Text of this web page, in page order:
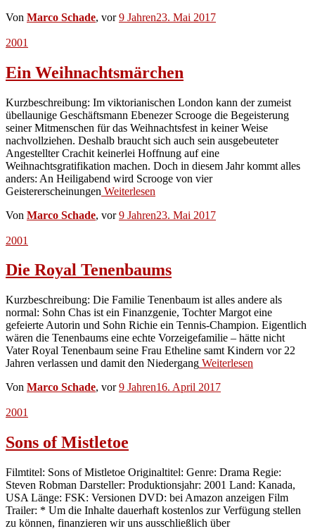
Von Marco Schade, vor9 Jahren23. Mai 2017
2001
Ein Weihnachtsmärchen
Kurzbeschreibung: Im viktorianischen London kann der zumeist
übellaunige Geschäftsmann Ebenezer Scrooge die Begeisterung
seiner Mitmenschen für das Weihnachtsfest in keiner Weise
nachvollziehen. Deshalb braucht sich auch sein ausgebeuteter
Angestellter Crachit keinerlei Hoffnung auf eine
Weihnachtsgratifikation machen. Doch in diesem Jahr kommt alles
anders: An Heiligabend wird Scrooge von vier
Geistererscheinungen Weiterlesen
Von Marco Schade, vor9 Jahren23. Mai 2017
2001
Die Royal Tenenbaums
Kurzbeschreibung: Die Familie Tenenbaum ist alles andere als
normal: Sohn Chas ist ein Finanzgenie, Tochter Margot eine
gefeierte Autorin und Sohn Richie ein Tennis-Champion. Eigentlich
wären die Tenenbaums eine echte Vorzeigefamilie – hätte nicht
Vater Royal Tenenbaum seine Frau Etheline samt Kindern vor 22
Jahren verlassen und damit den Niedergang Weiterlesen
Von Marco Schade, vor9 Jahren16. April 2017
2001
Sons of Mistletoe
Filmtitel: Sons of Mistletoe Originaltitel: Genre: Drama Regie:
Steven Robman Darsteller: Produktionsjahr: 2001 Land: Kanada,
USA Länge: FSK: Versionen DVD: bei Amazon anzeigen Film
Trailer: * Um die Inhalte dauerhaft kostenlos zur Verfügung stellen
zu können, finanzieren wir uns ausschließlich über